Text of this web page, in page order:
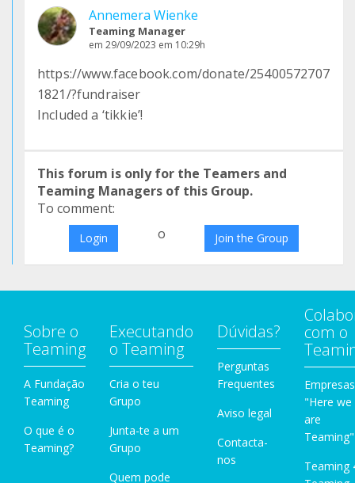
Annemera Wienke
Teaming Manager
em 29/09/2023 em 10:29h
https://www.facebook.com/donate/25400572707
1821/?fundraiser
Included a ‘tikkie’!
This forum is only for the Teamers and
Teaming Managers of this Group.
To comment:
Login o Join the Group
Sobre o
Teaming
A Fundação
Teaming
O que é o
Teaming?
Executando
o Teaming
Cria o teu
Grupo
Junta-te a um
Grupo
Quem pode
Dúvidas?
Perguntas
Frequentes
Aviso legal
Contacta-
nos
com o
Empresas
"Here we
are
Teaming"
Teaming